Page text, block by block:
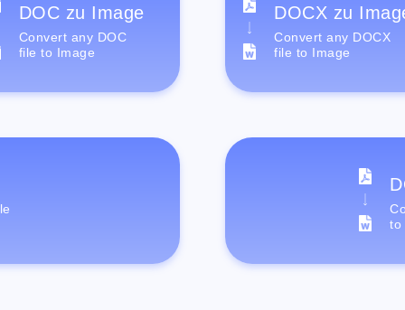
DOC zu Image
Convert any DOC
file to Image
DOCX zu
Convert any DOCX
file to Image
to